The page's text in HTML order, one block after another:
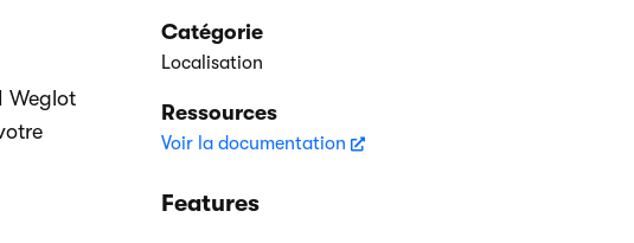
Weglot
Catégorie
Localisation
Ressources
Voir la documentation
Features